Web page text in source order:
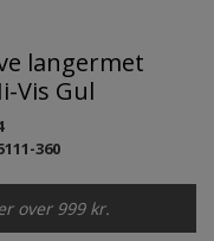
langermet
Vis Gul
360
over 999 kr.